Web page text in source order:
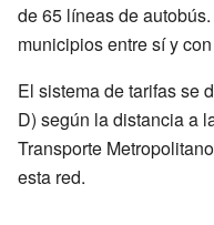
de 65 líneas de
municipios entre sí y
El sistema de tarifas se
D) según la distancia a
Transporte
esta red.